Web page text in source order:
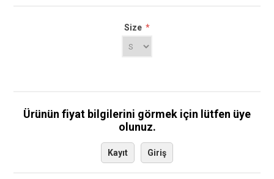
Size *
Ürünün fiyat bilgilerini görmek için lütfen üye
olunuz.
Kayıt Giriş